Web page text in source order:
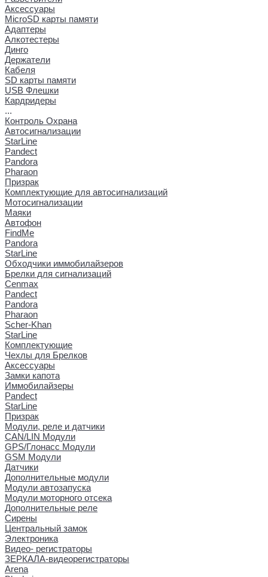
Аксессуары
MicroSD карты памяти
Адаптеры
Алкотестеры
Динго
Держатели
Кабеля
SD карты памяти
USB Флешки
Кардридеры
...
Контроль Охрана
Автосигнализации
StarLine
Pandect
Pandora
Pharaon
Призрак
Комплектующие для автосигнализаций
Мотосигнализации
Маяки
Автофон
FindMe
Pandora
StarLine
Обходчики иммобилайзеров
Брелки для сигнализаций
Cenmax
Pandect
Pandora
Pharaon
Scher-Khan
StarLine
Комплектующие
Чехлы для Брелков
Аксессуары
Замки капота
Иммобилайзеры
Pandect
StarLine
Призрак
Модули, реле и датчики
CAN/LIN Модули
GPS/Глонасс Модули
GSM Модули
Датчики
Дополнительные модули
Модули автозапуска
Модули моторного отсека
Дополнительные реле
Сирены
Центральный замок
Электроника
Видео- регистраторы
ЗЕРКАЛА-видеорегистраторы
Arena